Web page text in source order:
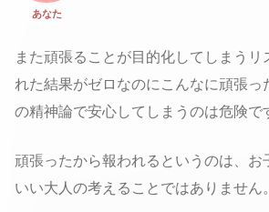
あなた
また頑張ることが目的化してしまうリ
れた結果がゼロなのにこんなに頑張っ
の精神論で安心してしまうのは危険で
頑張ったから報われるというのは、お
いい大人の考えることではありません。